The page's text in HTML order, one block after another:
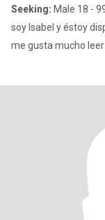
Seeking: Male 18 -
soy Isabel y éstoy
me gusta mucho